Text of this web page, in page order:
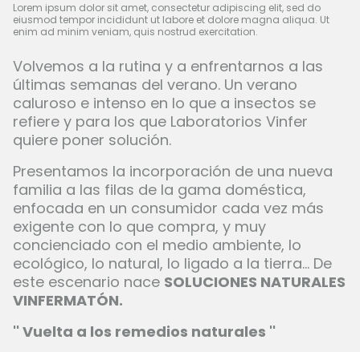
Lorem ipsum dolor sit amet, consectetur adipiscing elit, sed do
eiusmod tempor incididunt ut labore et dolore magna aliqua. Ut
enim ad minim veniam, quis nostrud exercitation.
Volvemos a la rutina y a enfrentarnos a las
últimas semanas del verano. Un verano
caluroso e intenso en lo que a insectos se
refiere y para los que Laboratorios Vinfer
quiere poner solución.
Presentamos la incorporación de una nueva
familia a las filas de la gama doméstica,
enfocada en un consumidor cada vez más
exigente con lo que compra, y muy
concienciado con el medio ambiente, lo
ecológico, lo natural, lo ligado a la tierra... De
este escenario nace SOLUCIONES NATURALES
VINFERMATÓN.
'' Vuelta a los remedios naturales ''